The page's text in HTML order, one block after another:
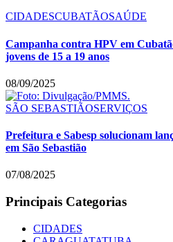
CIDADESCUBATÃOSAÚDE
Campanha contra HPV em
jovens de 15 a 19 anos
08/09/2025
SÃO SEBASTIÃOSERVIÇOS
Prefeitura e Sabesp solucionam
em São Sebastião
07/08/2025
Principais Categorias
CIDADES